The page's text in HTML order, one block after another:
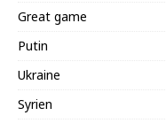
Great game
Putin
Ukraine
Syrien